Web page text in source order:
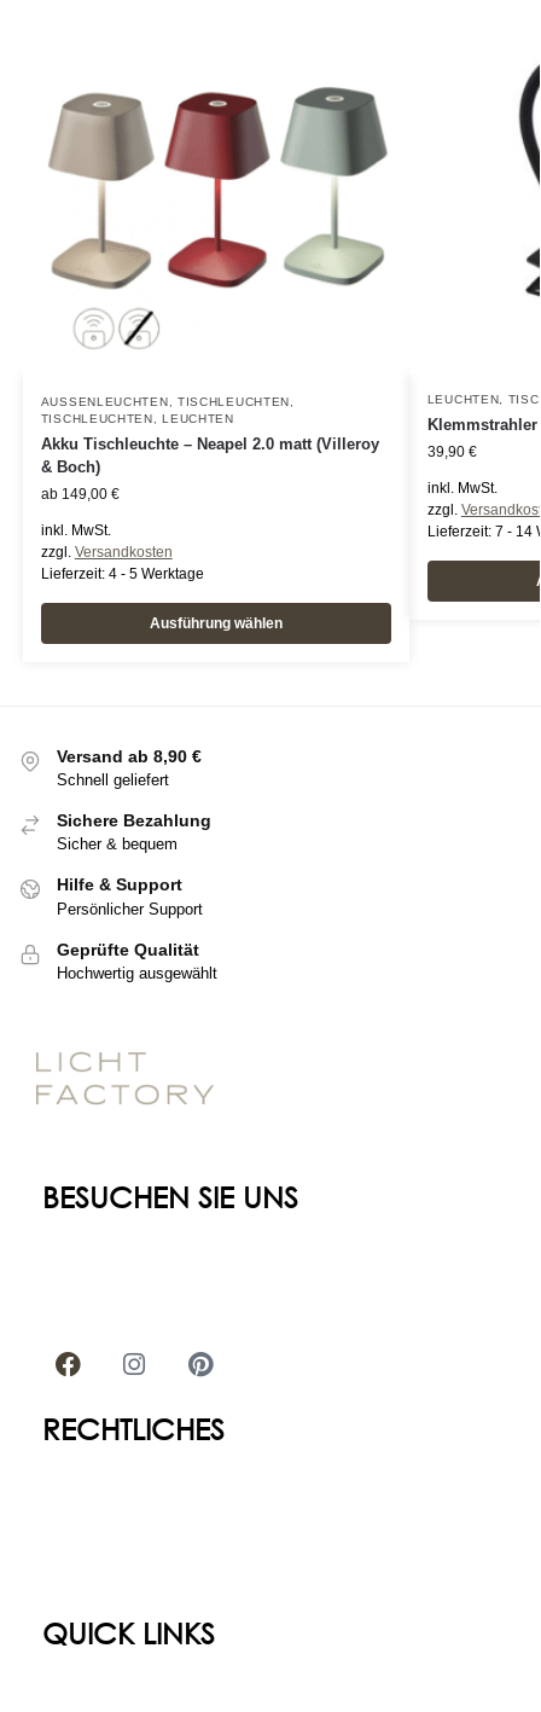
AUSSENLEUCHTEN TISCHLEUCHTEN
TISCHLEUCHTEN ,LEUCHTEN
Akku Tischleuchte – Neapel 2.0 matt (Villeroy
& Boch)
ab 149,00 €
inkl. MwSt.
zzgl. Versandkosten
Lieferzeit: 4 - 5 Werktage
Ausführung wählen
LEUCHTEN
Klemmstrahler
39,90 €
inkl. MwSt.
zzgl.
Lieferzeit: 7 - 14
Versand ab 8,90 €
Schnell geliefert
Sichere Bezahlung
Sicher & bequem
Hilfe & Support
Persönlicher Support
Geprüfte Qualität
Hochwertig ausgewählt
BESUCHEN SIE UNS
RECHTLICHES
QUICK LINKS